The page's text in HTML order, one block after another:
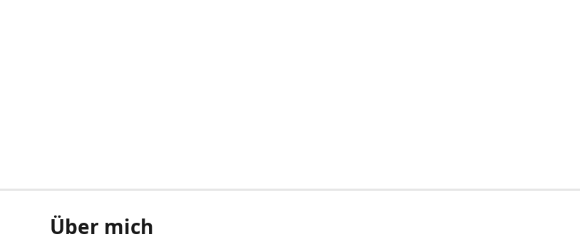
Über mich